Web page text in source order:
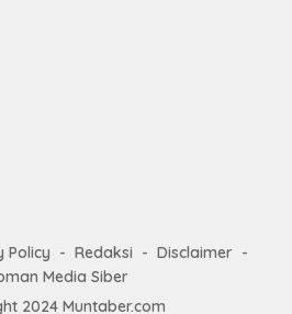
Policy Redaksi
Disclaimer
Media Siber
2024 Muntaber.com